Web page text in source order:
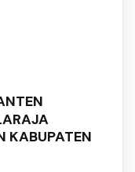
KABUPATEN